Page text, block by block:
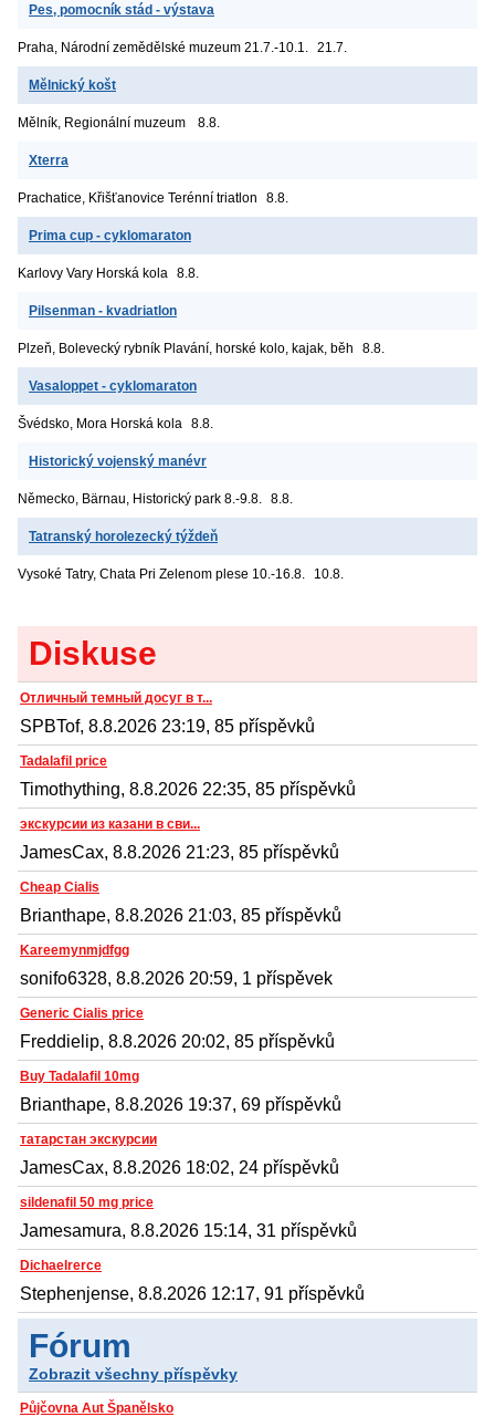
Pes, pomocník stád - výstava
Praha, Národní zemědělské muzeum 21.7.-10.1. 21.7.
Mělnický košt
Mělník, Regionální muzeum 8.8.
Xterra
Prachatice, Křišťanovice Terénní triatlon 8.8.
Prima cup - cyklomaraton
Karlovy Vary Horská kola 8.8.
Pilsenman - kvadriatlon
Plzeň, Bolevecký rybník Plavání, horské kolo, kajak, běh 8.8.
Vasaloppet - cyklomaraton
Švédsko, Mora Horská kola 8.8.
Historický vojenský manévr
Německo, Bärnau, Historický park 8.-9.8. 8.8.
Tatranský horolezecký týždeň
Vysoké Tatry, Chata Pri Zelenom plese 10.-16.8. 10.8.
Diskuse
Отличный темный досуг в т...
SPBTof, 8.8.2026 23:19, 85 příspěvků
Tadalafil price
Timothything, 8.8.2026 22:35, 85 příspěvků
экскурсии из казани в сви...
JamesCax, 8.8.2026 21:23, 85 příspěvků
Cheap Cialis
Brianthape, 8.8.2026 21:03, 85 příspěvků
Kareemynmjdfgg
sonifo6328, 8.8.2026 20:59, 1 příspěvek
Generic Cialis price
Freddielip, 8.8.2026 20:02, 85 příspěvků
Buy Tadalafil 10mg
Brianthape, 8.8.2026 19:37, 69 příspěvků
татарстан экскурсии
JamesCax, 8.8.2026 18:02, 24 příspěvků
sildenafil 50 mg price
Jamesamura, 8.8.2026 15:14, 31 příspěvků
Dichaelrerce
Stephenjense, 8.8.2026 12:17, 91 příspěvků
Fórum
Zobrazit všechny příspěvky
Půjčovna Aut Španělsko